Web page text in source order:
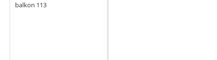
balkon 113